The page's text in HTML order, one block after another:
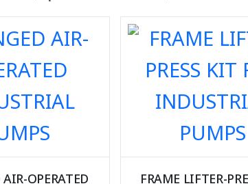
OPERATED
FRAME LIFTER-